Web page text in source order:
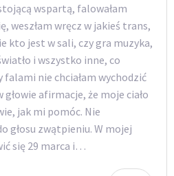
wspartą, falowałam
weszłam wręcz w jakieś trans,
kto jest w sali, czy gra muzyka,
i wszystko inne, co
falami nie chciałam wychodzić
afirmacje, że moje ciało
jak mi pomóc. Nie
głosu zwątpieniu. W mojej
się 29 marca i…